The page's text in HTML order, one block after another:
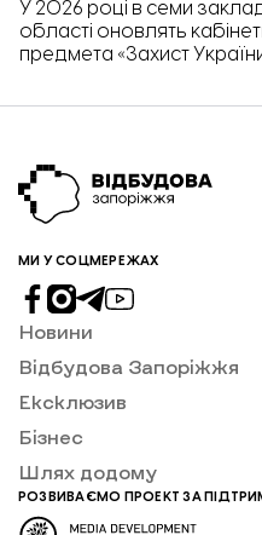
У 2026 році в семи
області оновлять
предмета «Захист
розпорядженні голови
МИ У СОЦМЕРЕЖАХ
Новини
Відбудова Запоріжжя
Ексклюзив
Бізнес
Шлях додому
РОЗВИВАЄМО ПРОЕКТ ЗА